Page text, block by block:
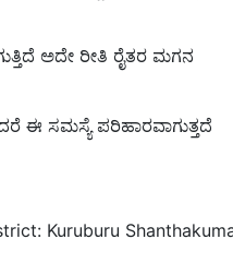
ಈ ಸಮಸ್ಯೆ ಪರಿಹಾರವಾಗುತ್ತದೆ
Kuruburu Shanthakumar